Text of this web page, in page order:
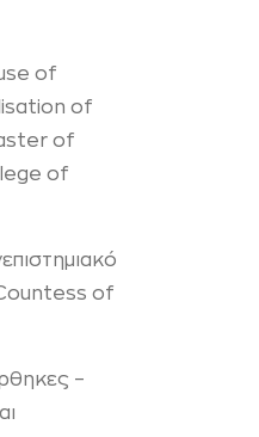
of
of
of
of
of
–